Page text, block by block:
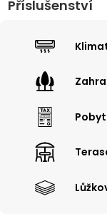
Příslušenství